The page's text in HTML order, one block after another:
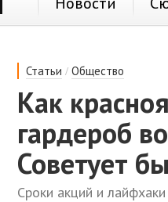
Статьи /Общество
Как
гардероб
Советует
Сроки акций и лайфхаки